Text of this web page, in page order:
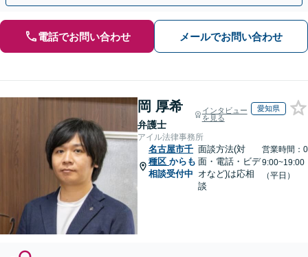
電話でお問い合わせ メールでお問い合わせ
岡 厚希
弁護士
インタビュー
を見る
愛知県
アイル法律事務所
名古屋市千
種区 からも
相談受付中
面談方法(対
面・電話・ビデ
オなど)は応相
談
営業時間：0
9:00~19:00
（平日）